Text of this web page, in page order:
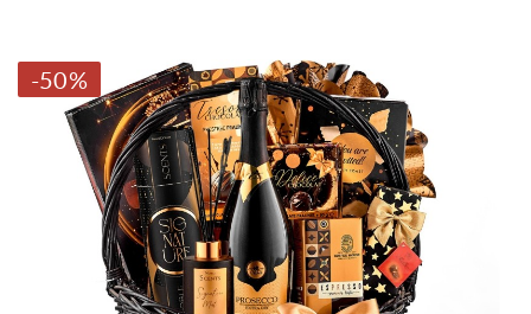
-50%